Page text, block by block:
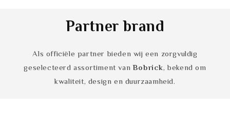
Partner brand
Als officiële partner bieden wij een zorgvuldig
geselecteerd assortiment vanBobrick, bekend om
kwaliteit, design en duurzaamheid.